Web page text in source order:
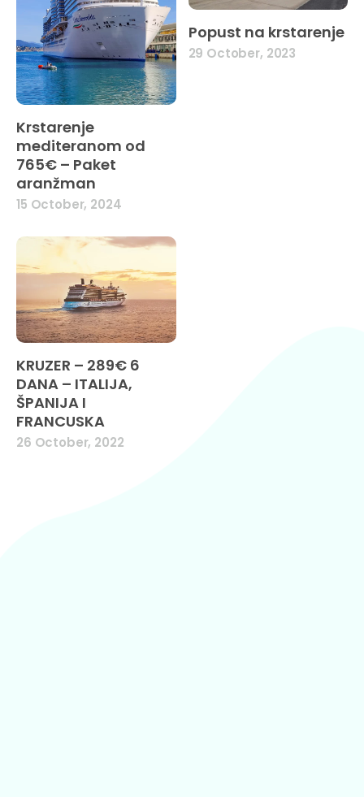
Krstarenje
mediteranom od
765€ – Paket
aranžman
15 October, 2024
Popust na krstarenje
29 October, 2023
KRUZER – 289€ 6
DANA – ITALIJA,
ŠPANIJA I
FRANCUSKA
26 October, 2022